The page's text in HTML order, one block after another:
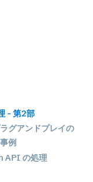
- 第2部
グアンドプレイの
例
API の処理